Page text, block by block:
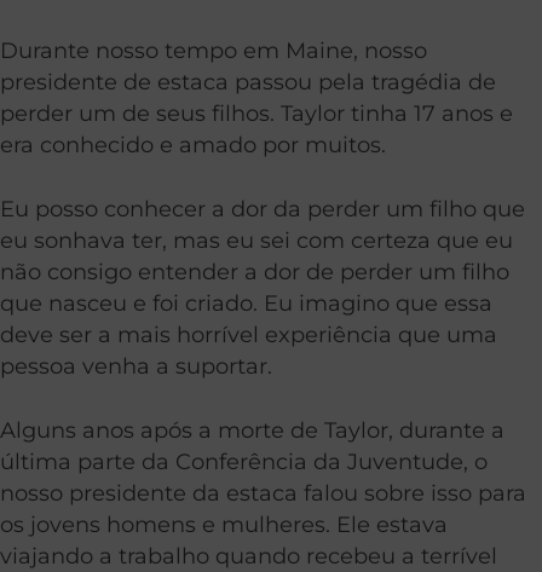
Durante nosso tempo em Maine, nosso
presidente de estaca passou pela tragédia de
perder um de seus filhos. Taylor tinha 17 anos e
era conhecido e amado por muitos.
Eu posso conhecer a dor da perder um filho que
eu sonhava ter, mas eu sei com certeza que eu
não consigo entender a dor de perder um filho
que nasceu e foi criado. Eu imagino que essa
deve ser a mais horrível experiência que uma
pessoa venha a suportar.
Alguns anos após a morte de Taylor, durante a
última parte da Conferência da Juventude, o
nosso presidente da estaca falou sobre isso para
os jovens homens e mulheres. Ele estava
viajando a trabalho quando recebeu a terrível